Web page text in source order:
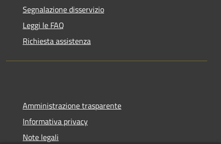
Segnalazione disservizio
Leggi le FAQ
Richiesta assistenza
Amministrazione trasparente
Informativa privacy
Note legali